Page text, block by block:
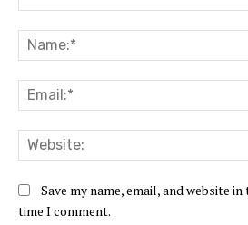
Save my name, email, and website
time I comment.